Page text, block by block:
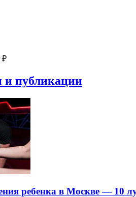
₽
и публикации
ребенка в Москве — 10